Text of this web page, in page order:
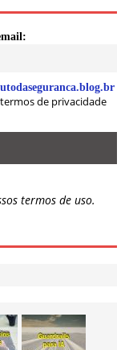
termos de privacidade
termos de uso.